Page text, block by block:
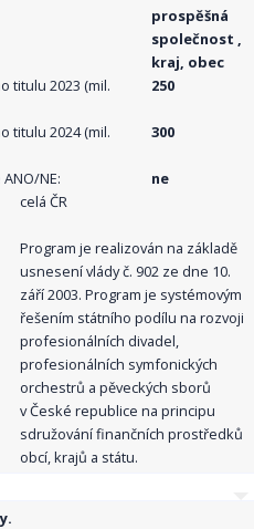
prospěšná
společnost ,
kraj, obec
titulu 2023 (mil.
250
titulu 2024 (mil.
300
NE:
ne
celá ČR
Program je realizován na základě
usnesení vlády č. 902 ze dne 10.
září 2003. Program je systémovým
řešením státního podílu na rozvoji
profesionálních divadel,
profesionálních symfonických
orchestrů a pěveckých sborů
v České republice na principu
sdružování finančních prostředků
obcí, krajů a státu.